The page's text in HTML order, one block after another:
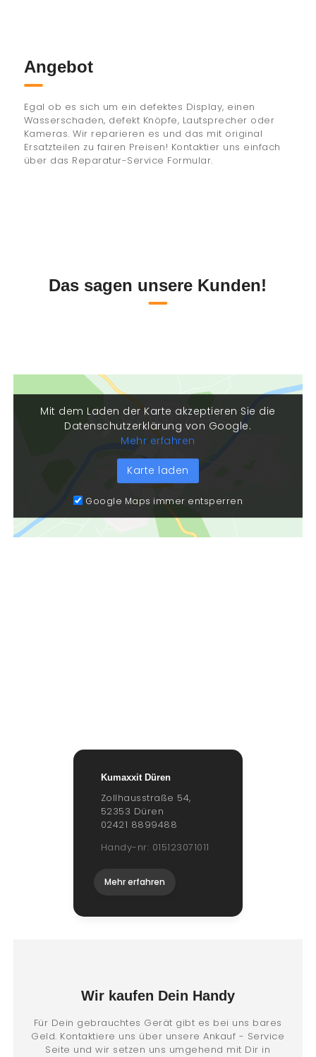
Angebot
Egal ob es sich um ein defektes Display, einen
Wasserschaden, defekt Knöpfe, Lautsprecher oder
Kameras. Wir reparieren es und das mit original
Ersatzteilen zu fairen Preisen! Kontaktier uns einfach
über das Reparatur-Service Formular.
Das sagen unsere Kunden!
Mit dem Laden der Karte akzeptieren Sie die
Datenschutzerklärung von Google.
Mehr erfahren
Karte laden
Google Maps immer entsperren
Kumaxxit Düren
Zollhausstraße 54,
52353 Düren
02421 8899488
Handy-nr: 015123071011
Mehr erfahren
Wir kaufen Dein Handy
Für Dein gebrauchtes Gerät gibt es bei uns bares
Geld. Kontaktiere uns über unsere Ankauf - Service
Seite und wir setzen uns umgehend mit Dir in